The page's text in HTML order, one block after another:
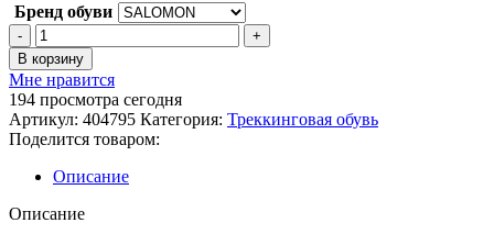
Бренд обуви
Количество
товара
Ботинки
Salomon
X
Ultra
Mid
Winter
CS
WP
В корзину
Мне нравится
194 просмотра сегодня
Артикул: 404795 Категория: Треккинговая обувь
Поделится товаром:
Описание
Описание